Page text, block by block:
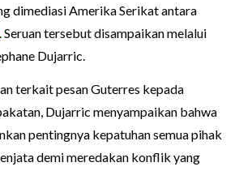
dimediasi Amerika Serikat antara
. Seruan tersebut disampaikan melalui
Dujarric.
terkait pesan Guterres kepada
Dujarric menyampaikan bahwa
pentingnya kepatuhan semua pihak
demi meredakan konflik yang